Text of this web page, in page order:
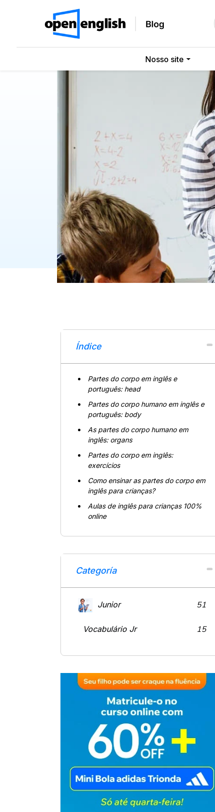
Nosso site
Índice
Partes do corpo em inglês e
português: head
Partes do corpo humano em inglês e
português: body
As partes do corpo humano em
inglês: organs
Partes do corpo em inglês:
exercícios
Como ensinar as partes do corpo em
inglês para crianças?
Aulas de inglês para crianças 100%
online
Categoría
Junior 51
Vocabulário Jr 15